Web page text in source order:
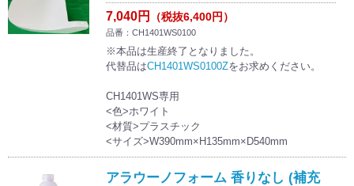
7,040円 （税抜6,400円）
品番：CH1401WS0100
※本品は生産終了となりました。
代替品はCH1401WS0100Zをお求めください。
CH1401WS専用
<色>ホワイト
<材質>プラスチック
<サイズ>W390mm×H135mm×D540mm
アラウーノフォーム 香りなし (補充